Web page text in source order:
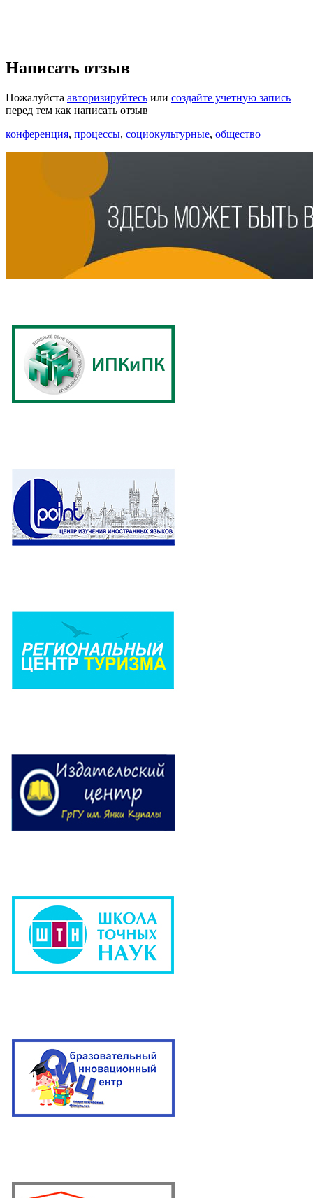
Написать отзыв
Пожалуйста авторизируйтесь или создайте учетную запись
перед тем как написать отзыв
конференция, процессы, социокультурные, общество